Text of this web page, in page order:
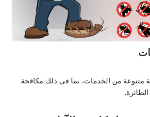
متنوعة من الخدمات، بما في ذلك مكافحة